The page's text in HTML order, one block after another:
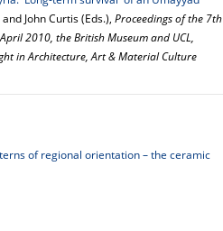
John Curtis (Eds.), Proceedings of the 7th
2010, the British Museum and UCL,
in Architecture, Art & Material Culture
of regional orientation – the ceramic